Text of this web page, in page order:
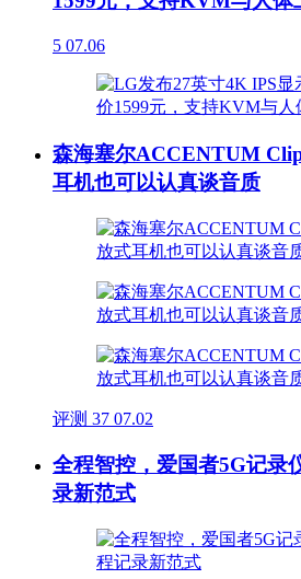
5 07.06
森海塞尔ACCENTUM
耳机也可以认真谈音质
评测 37 07.02
全程智控，爱国者5G记录
录新范式